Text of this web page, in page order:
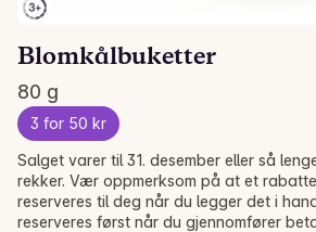
Blomkålbuketter
80 g
3 for 50 kr
Salget varer til 31. desember eller så
rekker. Vær oppmerksom på at et
reserveres til deg når du legger det i
reserveres først når du gjennomfører